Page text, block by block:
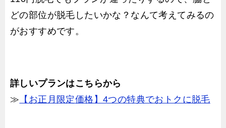
どの部位が脱毛したいかな？なんて考えてみるの
がおすすめです。
詳しいプランはこちらから
≫ 【お正月限定価格】4つの特典でおトクに脱毛